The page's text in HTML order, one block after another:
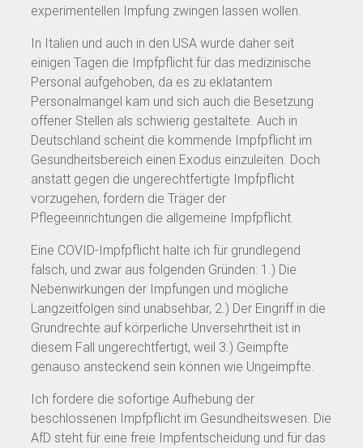
experimentellen Impfung zwingen lassen wollen.
In Italien und auch in den USA wurde daher seit
einigen Tagen die Impfpflicht für das medizinische
Personal aufgehoben, da es zu eklatantem
Personalmangel kam und sich auch die Besetzung
offener Stellen als schwierig gestaltete. Auch in
Deutschland scheint die kommende Impfpflicht im
Gesundheitsbereich einen Exodus einzuleiten. Doch
anstatt gegen die ungerechtfertigte Impfpflicht
vorzugehen, fordern die Träger der
Pflegeeinrichtungen die allgemeine Impfpflicht.
Eine COVID-Impfpflicht halte ich für grundlegend
falsch, und zwar aus folgenden Gründen: 1.) Die
Nebenwirkungen der Impfungen und mögliche
Langzeitfolgen sind unabsehbar, 2.) Der Eingriff in die
Grundrechte auf körperliche Unversehrtheit ist in
diesem Fall ungerechtfertigt, weil 3.) Geimpfte
genauso ansteckend sein können wie Ungeimpfte.
Ich fordere die sofortige Aufhebung der
beschlossenen Impfpflicht im Gesundheitswesen. Die
AfD steht für eine freie Impfentscheidung und für das